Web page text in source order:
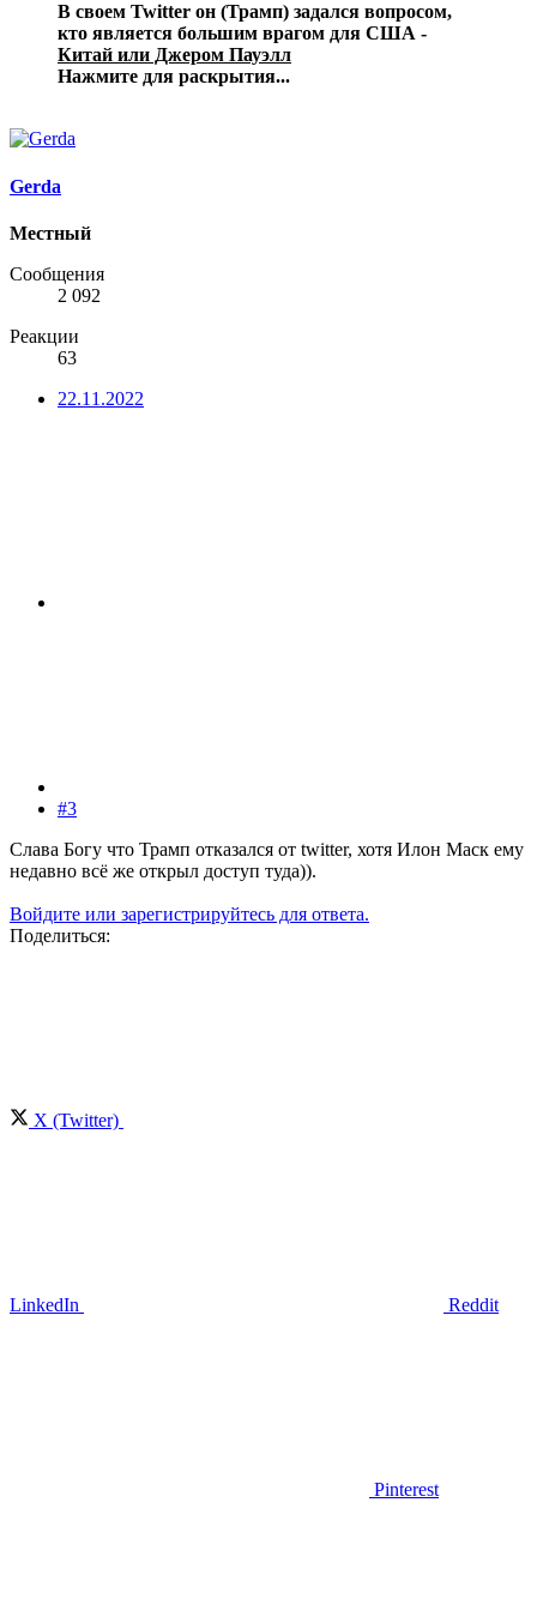
В своем Twitter он (Трамп) задался вопросом,
кто является большим врагом для США -
Китай или Джером Пауэлл
Нажмите для раскрытия...
Gerda
Местный
Сообщения
2 092
Реакции
63
22.11.2022
#3
Слава Богу что Трамп отказался от twitter, хотя Илон Маск ему
недавно всё же открыл доступ туда)).
Войдите или зарегистрируйтесь для ответа.
Поделиться:
X (Twitter)
LinkedIn Reddit
Pinterest